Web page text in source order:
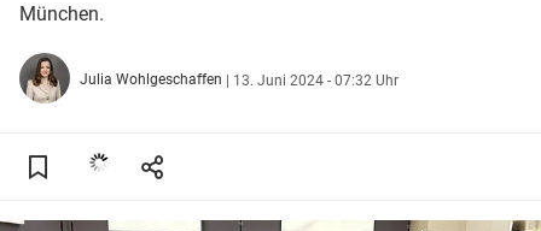
München.
Julia Wohlgeschaffen | 13. Juni 2024 - 07:32 Uhr